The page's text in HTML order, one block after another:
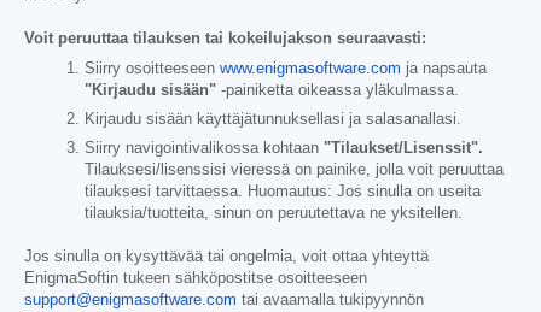
Voit peruuttaa tilauksen tai kokeilujakson seuraavasti:
Siirry osoitteeseen www.enigmasoftware.com ja napsauta
"Kirjaudu sisään" -painiketta oikeassa yläkulmassa.
Kirjaudu sisään käyttäjätunnuksellasi ja salasanallasi.
Siirry navigointivalikossa kohtaan "Tilaukset/Lisenssit".
Tilauksesi/lisenssisi vieressä on painike, jolla voit peruuttaa
tilauksesi tarvittaessa. Huomautus: Jos sinulla on useita
tilauksia/tuotteita, sinun on peruutettava ne yksitellen.
Jos sinulla on kysyttävää tai ongelmia, voit ottaa yhteyttä
EnigmaSoftin tukeen sähköpostitse osoitteeseen
support@enigmasoftware.com tai avaamalla tukipyynnön